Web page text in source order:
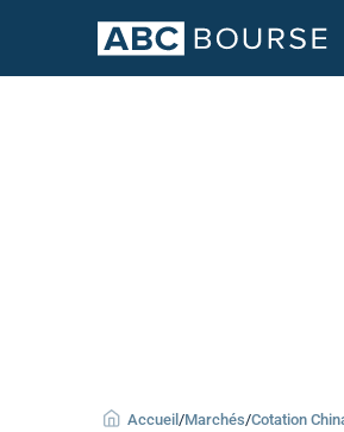
Accueil /Marchés/Cotation